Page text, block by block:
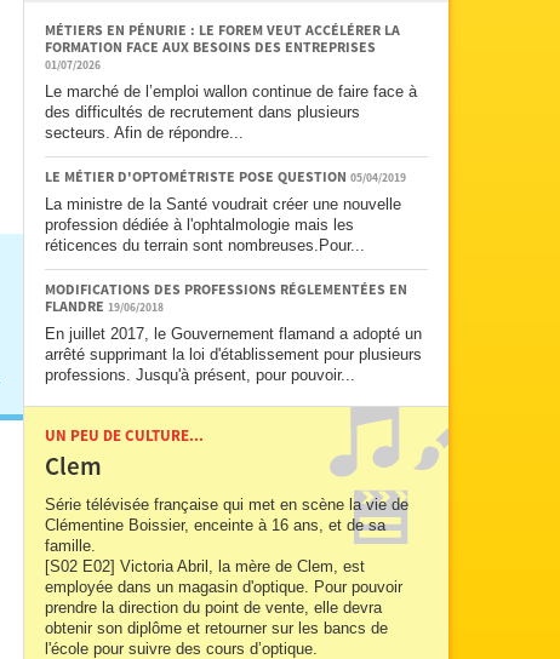
MÉTIERS EN PÉNURIE : LE FOREM VEUT ACCÉLÉRER LA
FORMATION FACE AUX BESOINS DES ENTREPRISES
01/07/2026
Le marché de l’emploi wallon continue de faire face à
des difficultés de recrutement dans plusieurs
secteurs. Afin de répondre...
LE MÉTIER D'OPTOMÉTRISTE POSE QUESTION 05/04/2019
La ministre de la Santé voudrait créer une nouvelle
profession dédiée à l'ophtalmologie mais les
réticences du terrain sont nombreuses.Pour...
MODIFICATIONS DES PROFESSIONS RÉGLEMENTÉES EN
FLANDRE 19/06/2018
En juillet 2017, le Gouvernement flamand a adopté un
arrêté supprimant la loi d'établissement pour plusieurs
professions. Jusqu'à présent, pour pouvoir...
UN PEU DE CULTURE...
Clem
Série télévisée française qui met en scène la vie de
Clémentine Boissier, enceinte à 16 ans, et de sa
famille.
[S02 E02] Victoria Abril, la mère de Clem, est
employée dans un magasin d'optique. Pour pouvoir
prendre la direction du point de vente, elle devra
obtenir son diplôme et retourner sur les bancs de
l'école pour suivre des cours d’optique.